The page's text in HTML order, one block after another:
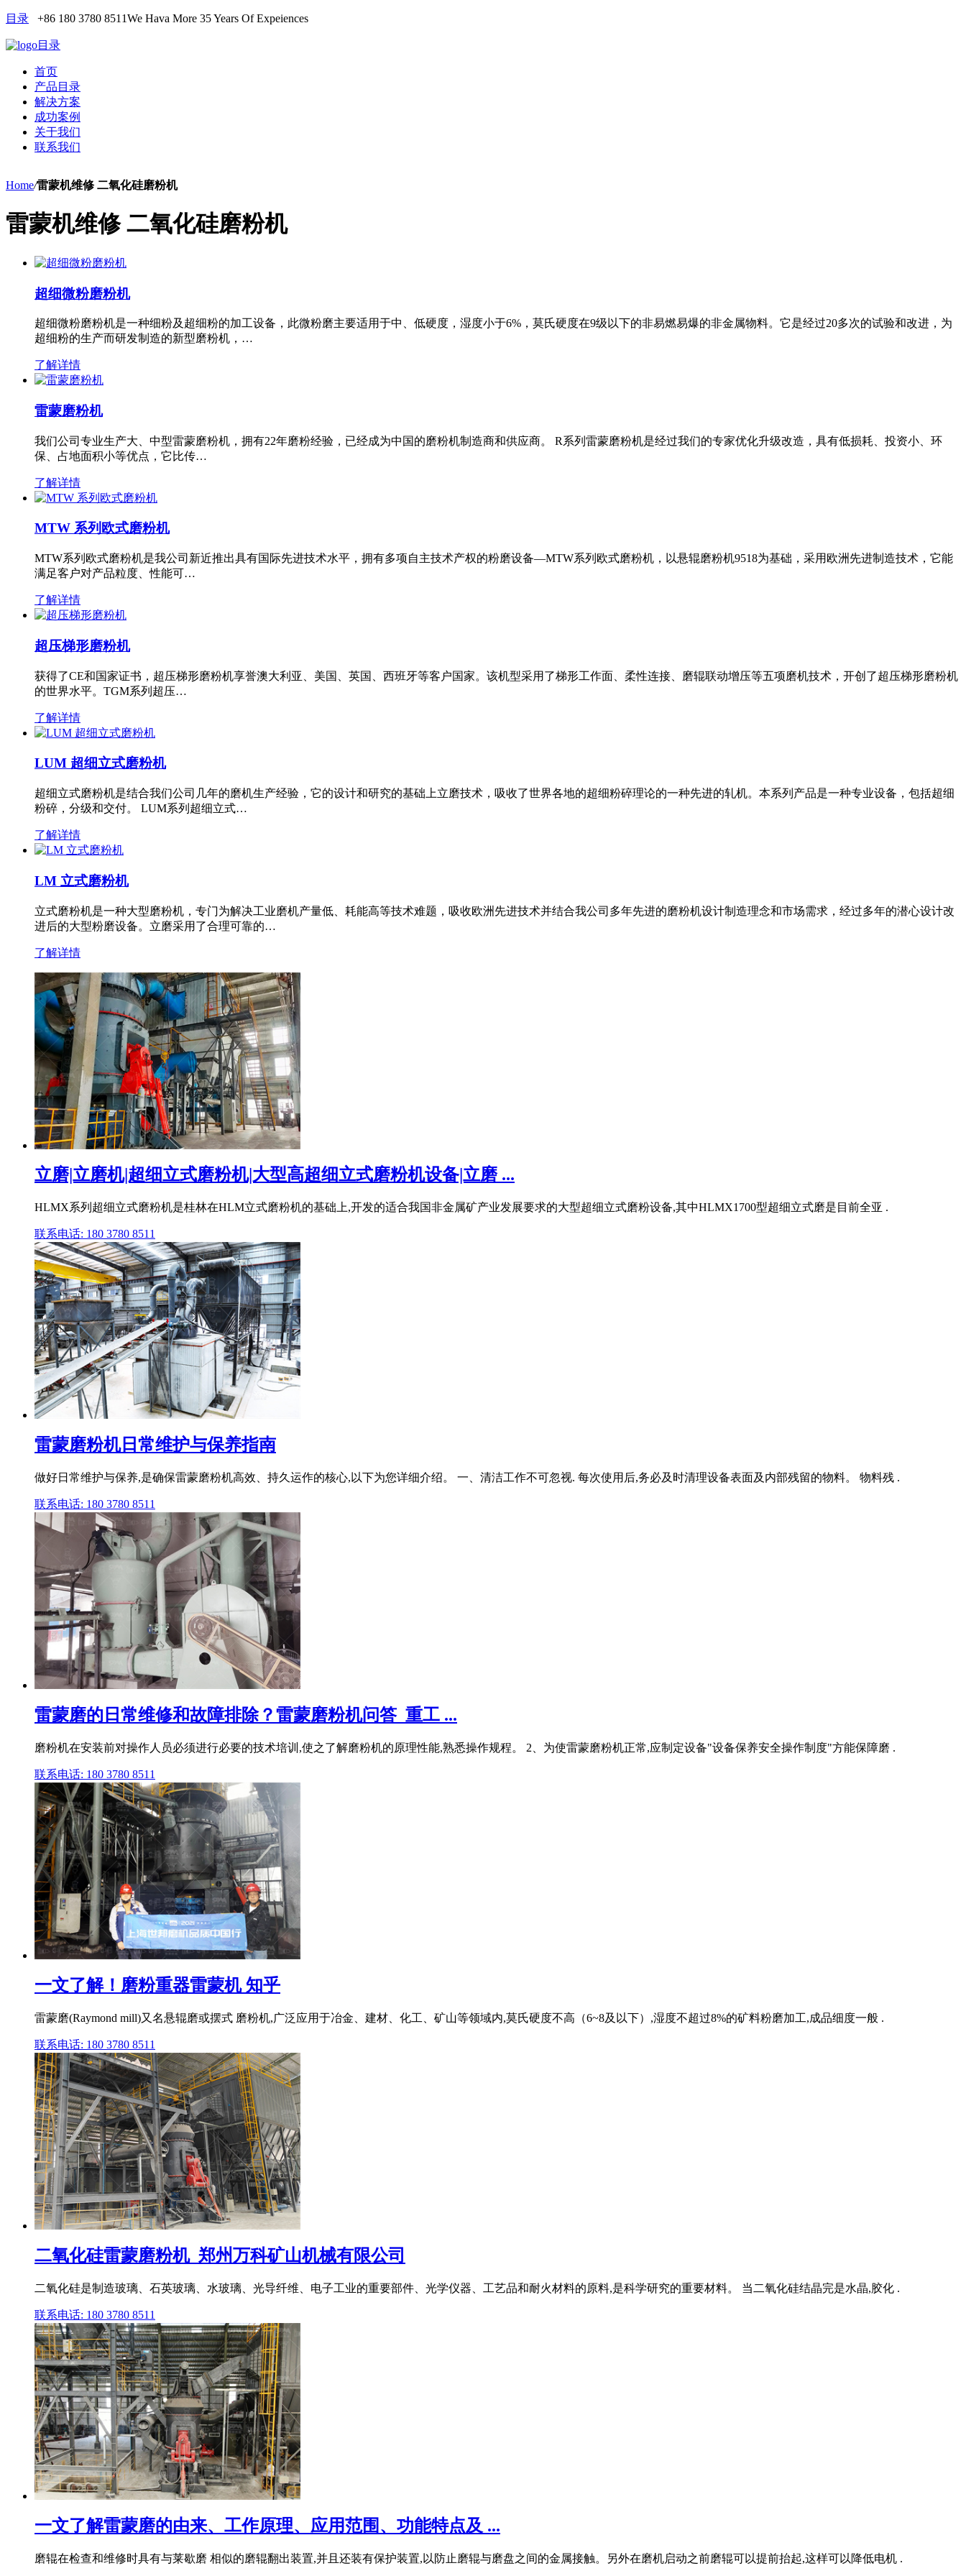
目录 +86 180 3780 8511We Hava More 35 Years Of Expeiences
目录
首页
产品目录
解决方案
成功案例
关于我们
联系我们
Home/雷蒙机维修 二氧化硅磨粉机
雷蒙机维修 二氧化硅磨粉机
超细微粉磨粉机
超细微粉磨粉机是一种细粉及超细粉的加工设备，此微粉磨主要适用于中、低硬度，湿度小于6%，莫氏硬度在9级以下的非易燃易爆的非金属物料。它是经过20多次的试验和改进，为
超细粉的生产而研发制造的新型磨粉机，…
了解详情
雷蒙磨粉机
我们公司专业生产大、中型雷蒙磨粉机，拥有22年磨粉经验，已经成为中国的磨粉机制造商和供应商。 R系列雷蒙磨粉机是经过我们的专家优化升级改造，具有低损耗、投资小、环
保、占地面积小等优点，它比传…
了解详情
MTW 系列欧式磨粉机
MTW系列欧式磨粉机是我公司新近推出具有国际先进技术水平，拥有多项自主技术产权的粉磨设备—MTW系列欧式磨粉机，以悬辊磨粉机9518为基础，采用欧洲先进制造技术，它能
满足客户对产品粒度、性能可…
了解详情
超压梯形磨粉机
获得了CE和国家证书，超压梯形磨粉机享誉澳大利亚、美国、英国、西班牙等客户国家。该机型采用了梯形工作面、柔性连接、磨辊联动增压等五项磨机技术，开创了超压梯形磨粉机
的世界水平。TGM系列超压…
了解详情
LUM 超细立式磨粉机
超细立式磨粉机是结合我们公司几年的磨机生产经验，它的设计和研究的基础上立磨技术，吸收了世界各地的超细粉碎理论的一种先进的轧机。本系列产品是一种专业设备，包括超细
粉碎，分级和交付。 LUM系列超细立式…
了解详情
LM 立式磨粉机
立式磨粉机是一种大型磨粉机，专门为解决工业磨机产量低、耗能高等技术难题，吸收欧洲先进技术并结合我公司多年先进的磨粉机设计制造理念和市场需求，经过多年的潜心设计改
进后的大型粉磨设备。立磨采用了合理可靠的…
了解详情
立磨|立磨机|超细立式磨粉机|大型高超细立式磨粉机设备|立磨 ...
HLMX系列超细立式磨粉机是桂林在HLM立式磨粉机的基础上,开发的适合我国非金属矿产业发展要求的大型超细立式磨粉设备,其中HLMX1700型超细立式磨是目前全亚 .
联系电话: 180 3780 8511
雷蒙磨粉机日常维护与保养指南
做好日常维护与保养,是确保雷蒙磨粉机高效、持久运作的核心,以下为您详细介绍。 一、清洁工作不可忽视. 每次使用后,务必及时清理设备表面及内部残留的物料。 物料残 .
联系电话: 180 3780 8511
雷蒙磨的日常维修和故障排除？雷蒙磨粉机问答_重工 ...
磨粉机在安装前对操作人员必须进行必要的技术培训,使之了解磨粉机的原理性能,熟悉操作规程。 2、为使雷蒙磨粉机正常,应制定设备"设备保养安全操作制度"方能保障磨 .
联系电话: 180 3780 8511
一文了解！磨粉重器雷蒙机 知乎
雷蒙磨(Raymond mill)又名悬辊磨或摆式 磨粉机,广泛应用于冶金、建材、化工、矿山等领域内,莫氏硬度不高（6~8及以下）,湿度不超过8%的矿料粉磨加工,成品细度一般 .
联系电话: 180 3780 8511
二氧化硅雷蒙磨粉机_郑州万科矿山机械有限公司
二氧化硅是制造玻璃、石英玻璃、水玻璃、光导纤维、电子工业的重要部件、光学仪器、工艺品和耐火材料的原料,是科学研究的重要材料。 当二氧化硅结晶完是水晶,胶化 .
联系电话: 180 3780 8511
一文了解雷蒙磨的由来、工作原理、应用范围、功能特点及 ...
磨辊在检查和维修时具有与莱歇磨 相似的磨辊翻出装置,并且还装有保护装置,以防止磨辊与磨盘之间的金属接触。另外在磨机启动之前磨辊可以提前抬起,这样可以降低电机 .